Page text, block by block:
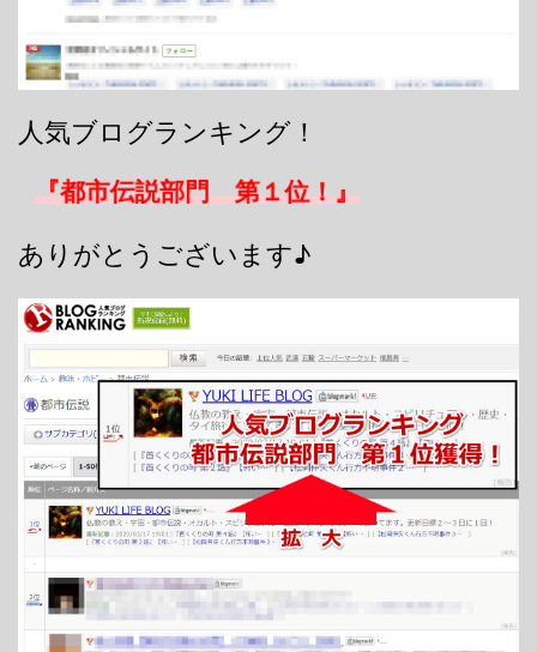
人気ブログランキング！
『都市伝説部門 第１位！』
ありがとうございます♪